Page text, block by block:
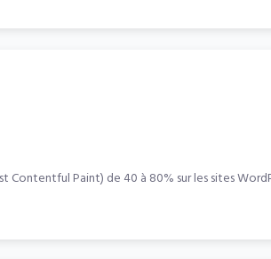
Contentful Paint) de 40 à 80% sur les sites